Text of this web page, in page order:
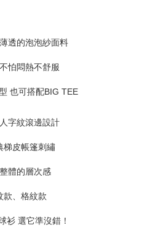
透的泡泡紗面料
怕悶熱不舒服
也可搭配BIG TEE
字紋滾邊設計
梯皮帳篷刺繡
體的層次感
款、格紋款
衫 選它準沒錯！